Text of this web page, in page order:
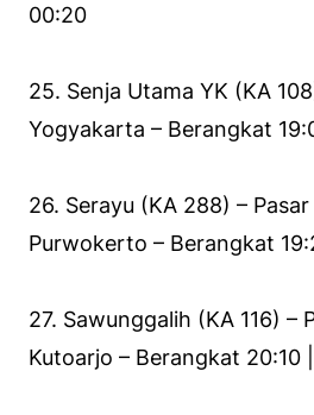
00:20
25. Senja Utama YK (KA
Yogyakarta – Berangkat
26. Serayu (KA 288) – Pasar
Purwokerto – Berangkat
27. Sawunggalih (KA 116) –
Kutoarjo – Berangkat 20:10